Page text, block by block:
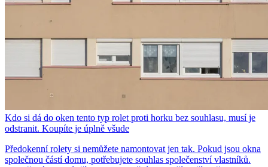
Kdo si dá do oken tento typ rolet proti horku bez souhlasu, musí je
odstranit. Koupíte je úplně všude
Předokenní rolety si nemůžete namontovat jen tak. Pokud jsou okna
společnou částí domu, potřebujete souhlas společenství vlastníků.